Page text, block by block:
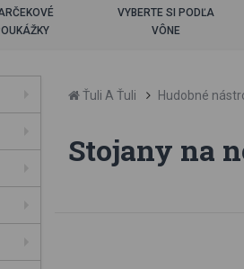
VYBERTE SI PODĽA
VÔNE
Ťuli A Ťuli Hudobné
Stojany na